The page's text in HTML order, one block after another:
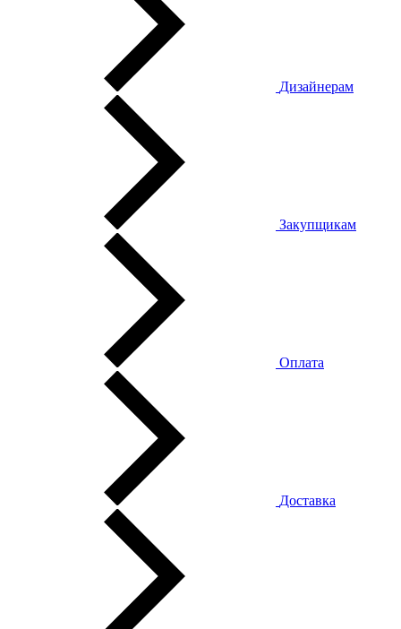
Дизайнерам
Закупщикам
Оплата
Доставка